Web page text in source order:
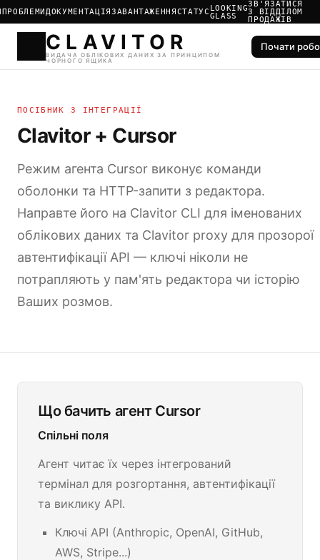
ПРОБЛЕМИДОКУМЕНТАЦІЯЗАВАНТАЖЕННЯСТАТУС LOOKING
GLASS
ЗВ'ЯЗАТИСЯ
З ВІДДІЛОМ
ПРОДАЖІВ
ВИДАЧА ОБЛІКОВИХ ДАНИХ
Почати
ПОСІБНИК З ІНТЕГРАЦІЇ
Clavitor + Cursor
Режим агента Cursor виконує команди
оболонки та HTTP-запити з редактора.
Направте його на Clavitor CLI для іменованих
облікових даних та Clavitor proxy для прозорої
автентифікації API — ключі ніколи не
потрапляють у пам'ять редактора чи історію
Ваших розмов.
Що бачить агент Cursor
Спільні поля
Агент читає їх через інтегрований
термінал для розгортання, автентифікації
та виклику API.
Ключі API (Anthropic, OpenAI, GitHub,
AWS, Stripe...)